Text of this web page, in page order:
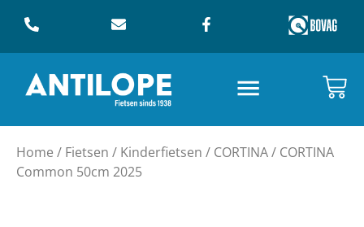
Home / Fietsen / Kinderfietsen / CORTINA/ CORTINA
Common 50cm 2025